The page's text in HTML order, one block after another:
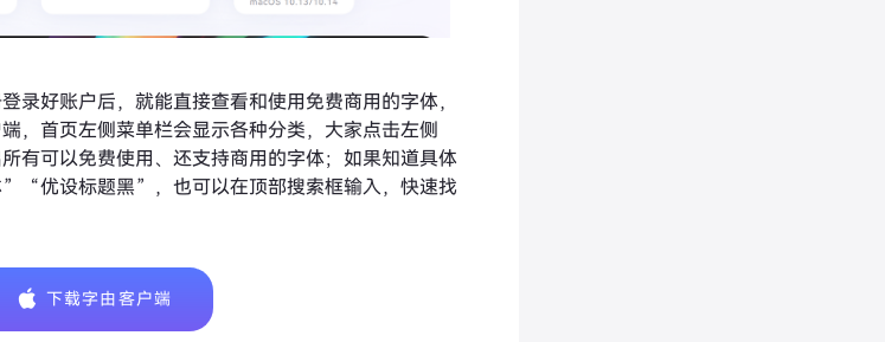
录好账户后，就能直接查看和使用免费商用的字体，
，首页左侧菜单栏会显示各种分类，大家点击左侧
有可以免费使用、还支持商用的字体；如果知道具体
优设标题黑”，也可以在顶部搜索框输入，快速找
下载字由客户端